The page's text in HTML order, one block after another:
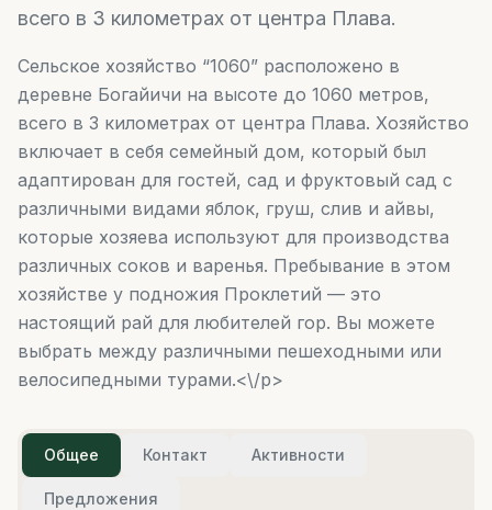
всего в 3 километрах от центра Плава.
Сельское хозяйство “1060” расположено в
деревне Богайичи на высоте до 1060 метров,
всего в 3 километрах от центра Плава. Хозяйство
включает в себя семейный дом, который был
адаптирован для гостей, сад и фруктовый сад с
различными видами яблок, груш, слив и айвы,
которые хозяева используют для производства
различных соков и варенья. Пребывание в этом
хозяйстве у подножия Проклетий — это
настоящий рай для любителей гор. Вы можете
выбрать между различными пешеходными или
велосипедными турами.<\/p>
Общее Контакт Активности
Предложения